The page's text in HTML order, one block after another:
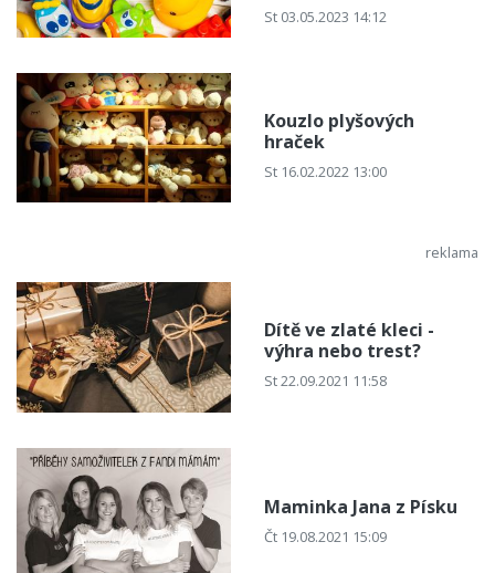
St 03.05.2023 14:12
Kouzlo plyšových
hraček
St 16.02.2022 13:00
Dítě ve zlaté kleci -
výhra nebo trest?
St 22.09.2021 11:58
Maminka Jana z Písku
Čt 19.08.2021 15:09